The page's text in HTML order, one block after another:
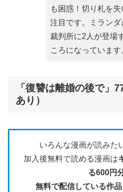
も困惑！切り札を
注目です。ミラン
裁判所に2人が登場
ころになっています
「復讐は離婚の後で」
あり）
いろんな漫画が読みた
加入後無料で読める漫画は
る600円
無料で配信している作